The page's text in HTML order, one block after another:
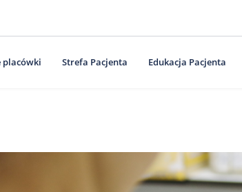
placówki Strefa Pacjenta Edukacja Pacjenta